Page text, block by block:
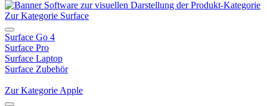
Zur Kategorie Surface
Surface Go 4
Surface Pro
Surface Laptop
Surface Zubehör
Zur Kategorie Apple